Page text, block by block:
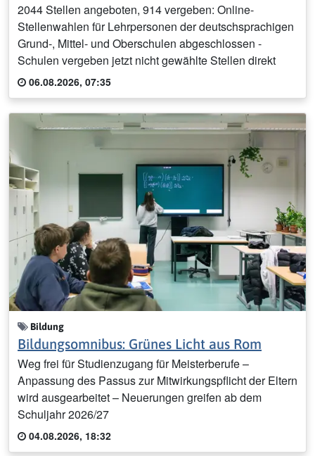
2044 Stellen angeboten, 914 vergeben: Online-
Stellenwahlen für Lehrpersonen der deutschsprachigen
Grund-, Mittel- und Oberschulen abgeschlossen -
Schulen vergeben jetzt nicht gewählte Stellen direkt
06.08.2026, 07:35
Bildung
Bildungsomnibus: Grünes Licht aus Rom
Weg frei für Studienzugang für Meisterberufe –
Anpassung des Passus zur Mitwirkungspflicht der Eltern
wird ausgearbeitet – Neuerungen greifen ab dem
Schuljahr 2026/27
04.08.2026, 18:32